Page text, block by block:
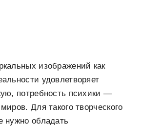
изображений как
удовлетворяет
потребность психики —
Для такого творческого
нужно обладать